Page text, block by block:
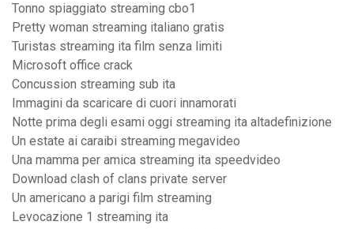
Tonno spiaggiato streaming cbo1
Pretty woman streaming italiano gratis
Turistas streaming ita film senza limiti
Microsoft office crack
Concussion streaming sub ita
Immagini da scaricare di cuori innamorati
Notte prima degli esami oggi streaming ita altadefinizione
Un estate ai caraibi streaming megavideo
Una mamma per amica streaming ita speedvideo
Download clash of clans private server
Un americano a parigi film streaming
Levocazione 1 streaming ita